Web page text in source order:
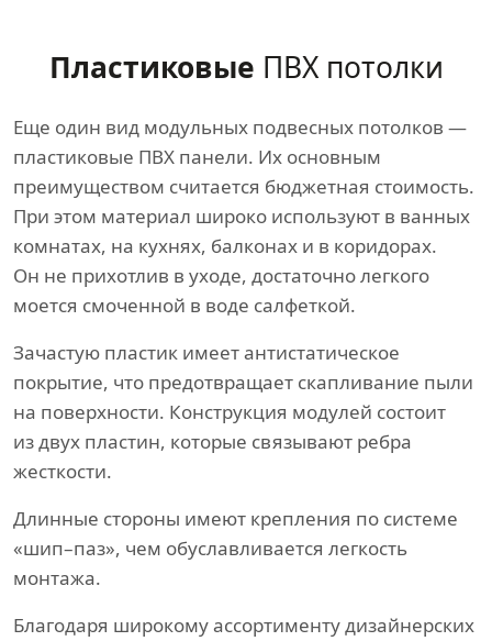
Пластиковые ПВХ потолки
Еще один вид модульных подвесных потолков —
пластиковые ПВХ панели. Их основным
преимуществом считается бюджетная стоимость.
При этом материал широко используют в ванных
комнатах, на кухнях, балконах и в коридорах.
Он не прихотлив в уходе, достаточно легкого
моется смоченной в воде салфеткой.
Зачастую пластик имеет антистатическое
покрытие, что предотвращает скапливание пыли
на поверхности. Конструкция модулей состоит
из двух пластин, которые связывают ребра
жесткости.
Длинные стороны имеют крепления по системе
«шип–паз», чем обуславливается легкость
монтажа.
Благодаря широкому ассортименту дизайнерских